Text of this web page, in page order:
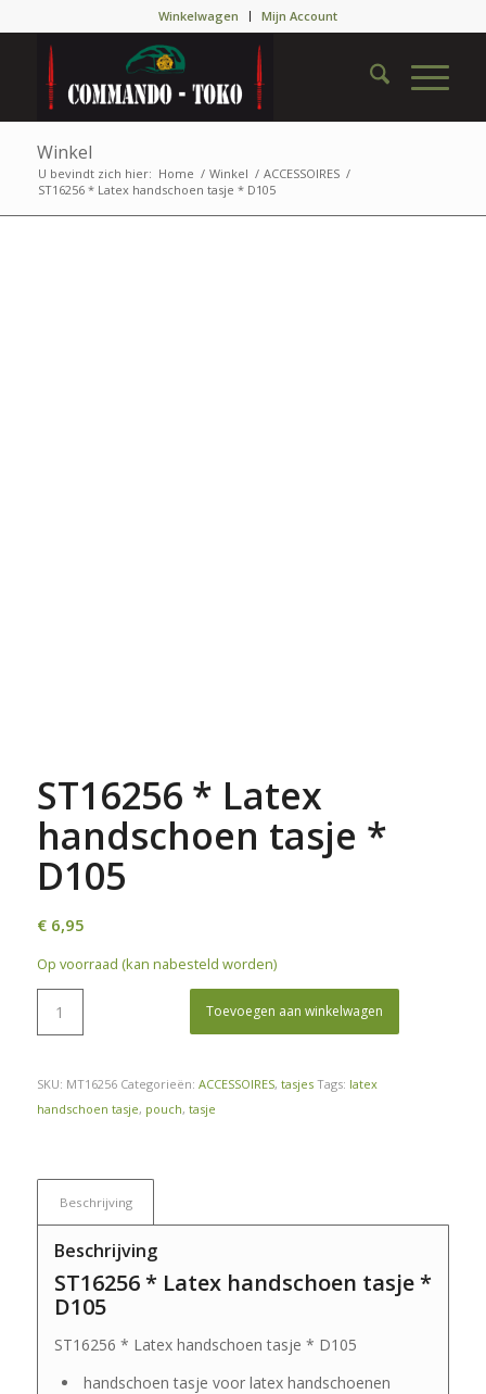
Winkelwagen Mijn Account
Winkel
U bevindt zich hier: Home / Winkel / ACCESSOIRES /
ST16256 * Latex handschoen tasje * D105
ST16256 * Latex
handschoen tasje *
D105
€6,95
Op voorraad (kan nabesteld worden)
Toevoegen aan winkelwagen
SKU: MT16256 Categorieën: ACCESSOIRES, tasjes Tags: latex
handschoen tasje, pouch, tasje
Beschrijving
Beschrijving
ST16256 * Latex handschoen tasje *
D105
ST16256 * Latex handschoen tasje * D105
handschoen tasje voor latex handschoenen